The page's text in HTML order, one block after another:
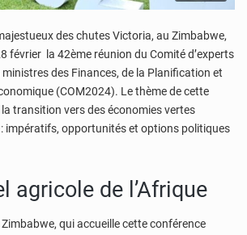
des chutes Victoria, au Zimbabwe,
février la 42ème réunion du Comité d’experts
des Finances, de la Planification et
(COM2024). Le thème de cette
transition vers des économies vertes
impératifs, opportunités et options politiques
agricole de l’Afrique
qui accueille cette conférence